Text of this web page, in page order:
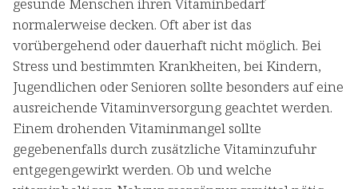
gesunde Menschen ihren Vitaminbedarf
normalerweise decken. Oft aber ist das
vorübergehend oder dauerhaft nicht möglich. Bei
Stress und bestimmten Krankheiten, bei Kindern,
Jugendlichen oder Senioren sollte besonders auf eine
ausreichende Vitaminversorgung geachtet werden.
Einem drohenden Vitaminmangel sollte
gegebenenfalls durch zusätzliche Vitaminzufuhr
entgegengewirkt werden. Ob und welche